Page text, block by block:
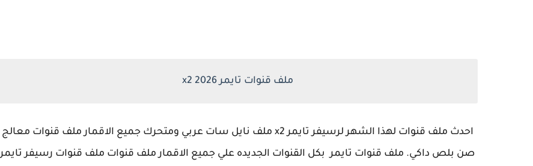
ملف قنوات تايمر x2 2026
احدث ملف قنوات لهذا الشهر لرسيفر تايمر x2 ملف نايل سات عربي ومتحرك جميع الاقمار ملف قنوات معالج
صن بلص داكي. ملف قنوات تايمر بكل القنوات الجديده علي جميع الاقمار ملف قنوات ملف قنوات رسيفر تايمر